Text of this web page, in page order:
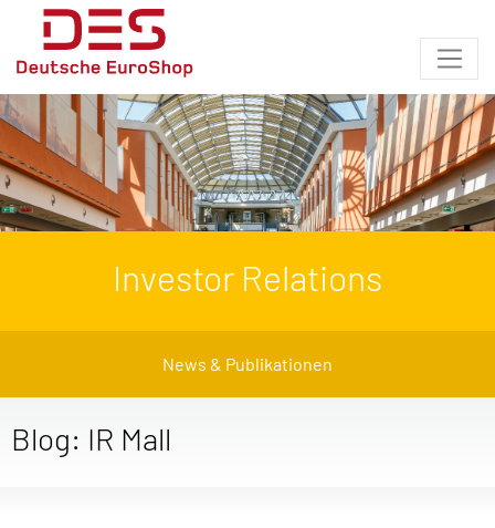
Investor Relations
News & Publikationen
Blog: IR Mall